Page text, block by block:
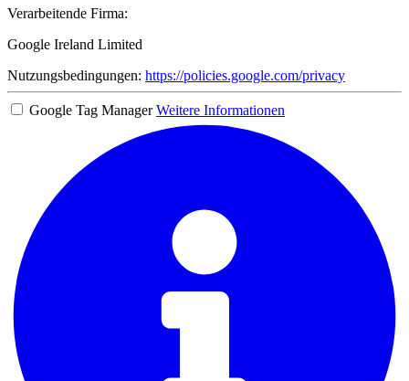
Verarbeitende Firma:
Google Ireland Limited
Nutzungsbedingungen: https://policies.google.com/privacy
Google Tag Manager Weitere Informationen